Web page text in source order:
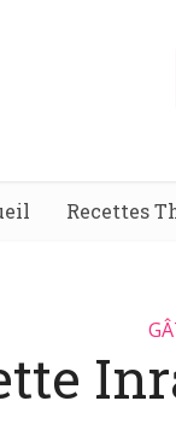
Recettes